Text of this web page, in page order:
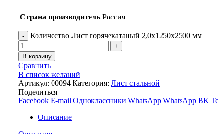
Страна производитель Россия
Количество Лист горячекатаный 2,0х1250х2500 мм
В корзину
Сравнить
В список желаний
Артикул: 00094 Категория: Лист стальной
Поделиться
Facebook E-mail Одноклассники WhatsApp WhatsApp ВК
Описание